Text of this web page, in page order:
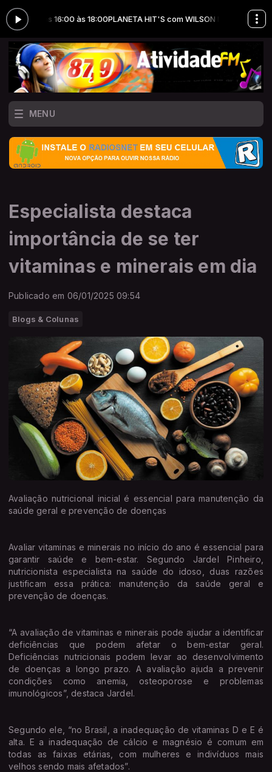
das 16:00 às 18:00PLANETA HIT'S com WILSON MEIRELLES das
MENU
Especialista destaca
importância de se ter
vitaminas e minerais em dia
Publicado em 06/01/2025 09:54
Blogs & Colunas
Avaliação nutricional inicial é essencial para manutenção da
saúde geral e prevenção de doenças
Avaliar vitaminas e minerais no início do ano é essencial para
garantir saúde e bem-estar. Segundo Jardel Pinheiro,
nutricionista especialista na saúde do idoso, duas razões
justificam essa prática: manutenção da saúde geral e
prevenção de doenças.
“A avaliação de vitaminas e minerais pode ajudar a identificar
deficiências que podem afetar o bem-estar geral.
Deficiências nutricionais podem levar ao desenvolvimento
de doenças a longo prazo. A avaliação ajuda a prevenir
condições como anemia, osteoporose e problemas
imunológicos”, destaca Jardel.
Segundo ele, “no Brasil, a inadequação de vitaminas D e E é
alta. E a inadequação de cálcio e magnésio é comum em
todas as faixas etárias, com mulheres e indivíduos mais
velhos sendo mais afetados”.